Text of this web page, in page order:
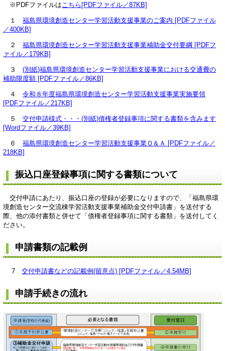
※PDFファイルは こちら[PDFファイル／87KB]
１ 福島県環境創造センター学習活動支援事業のご案内 [PDFファイル
／400KB]
２ 福島県環境創造センター学習活動支援事業補助金交付要綱 [PDFフ
ァイル／179KB]
３ (別紙)福島県環境創造センター学習活動支援事業における交通費の
補助限度額 [PDFファイル／86KB]
４ 令和８年度福島県環境創造センター学習活動支援事業実施要領
[PDFファイル／217KB]
５ 交付申請様式・・・(別紙)債権者登録事項に関する書類を含みます
[Wordファイル／39KB]
６ 福島県環境創造センター学習活動支援事業Ｑ＆Ａ [PDFファイル／
218KB]
振込口座登録事項に関する書類について
交付申請にあたり、振込口座の登録が必要になりますので、「福島県環
境創造センター交流棟学習活動支援事業補助金交付申請書」を送付する
際、他の添付書類と併せて「債権者登録事項に関する書類」を送付してく
ださい。
申請書類の記載例
7 交付申請書などの記載例(留意点) [PDFファイル／4.54MB]
申請手続きの流れ